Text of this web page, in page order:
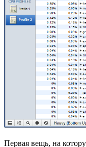
Первая вещь, на